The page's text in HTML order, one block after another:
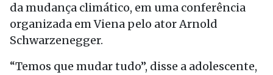
da mudança climático, em uma conferência
organizada em Viena pelo ator Arnold
Schwarzenegger.
“Temos que mudar tudo”, disse a adolescente,